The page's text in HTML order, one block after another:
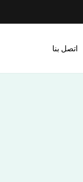
اتصل بنا